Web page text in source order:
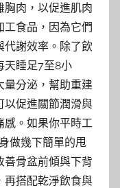
胸肉，以促進肌肉
食品，因為它們
代謝效率。除了飲
天睡足7至8小
量分泌，幫助重建
以促進關節潤滑與
感。如果你平時工
做幾下簡單的甩
善骨盆前傾與下背
再搭配乾淨飲食與